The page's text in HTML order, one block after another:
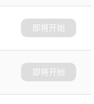
即将开始
即将开始